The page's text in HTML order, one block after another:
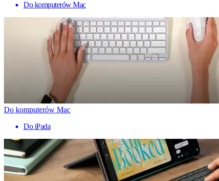
Do komputerów Mac
Do komputerów Mac
Do iPada